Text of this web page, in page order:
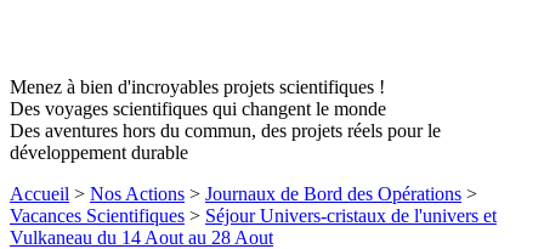
Menez à bien d'incroyables projets scientifiques !
Des voyages scientifiques qui changent le monde
Des aventures hors du commun, des projets réels pour le
développement durable
Accueil > Nos Actions > Journaux de Bord des Opérations >
Vacances Scientifiques > Séjour Univers-cristaux de l'univers et
Vulkaneau du 14 Aout au 28 Aout